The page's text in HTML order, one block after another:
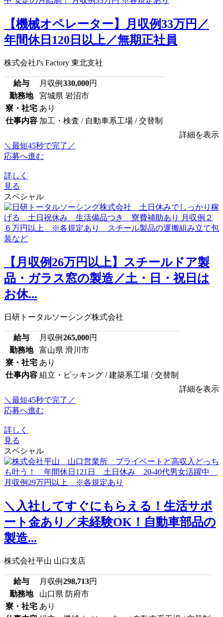
【機械オペレーター】月収例33万円／
年間休日120日以上／無期正社員
株式会社J's Factory 東北支社
給与 月収例 330,000円
勤務地
宮城県 岩沼市
寮・社宅 あり
仕事内容 加工・検査 / 自動車系工場 / 交替制
詳細を表示
＼最短45秒で完了／
応募へ進む
詳しく
見る
スペシャル
【月収例26万円以上】スチールドア製
品・ガラス窓の製造／土・日・祝日は
お休...
日研トータルソーシング株式会社
給与 月収例 265,000円
勤務地
富山県 滑川市
寮・社宅 あり
仕事内容 組立・ピッキング / 建築系工場 / 交替制
詳細を表示
＼最短45秒で完了／
応募へ進む
詳しく
見る
スペシャル
＼入社してすぐにもらえる！生活サポ
ート金あり／未経験OK！自動車部品の
製造...
株式会社平山 山口支店
給与 月収例 298,713円
勤務地
山口県 防府市
寮・社宅 あり